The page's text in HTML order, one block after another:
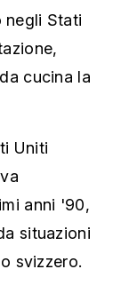
negli Stati
cucina la
Uniti
anni '90,
situazioni
svizzero.